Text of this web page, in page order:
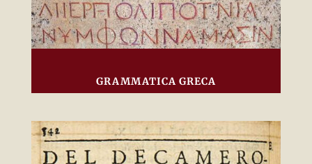
GRAMMATICA GRECA